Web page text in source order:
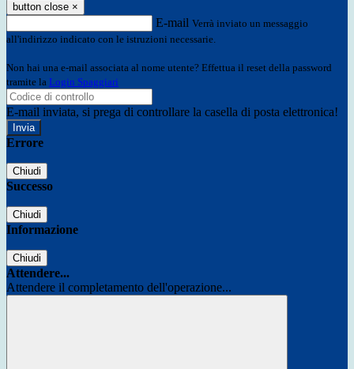
button close ×
E-mail Verrà inviato un messaggio
all'indirizzo indicato con le istruzioni necessarie.
Non hai una e-mail associata al nome utente? Effettua il reset della password
tramite la Login Spaggiari
E-mail inviata, si prega di controllare la casella di posta elettronica!
Errore
Chiudi
Successo
Chiudi
Informazione
Chiudi
Attendere...
Attendere il completamento dell'operazione...